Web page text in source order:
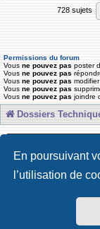
En poursuivant
l’utilisation de
728 sujets
Permissions du forum
Vous ne pouvez pas poster
Vous ne pouvez pas
Vous ne pouvez pas
Vous ne pouvez pas
Vous ne pouvez pas joindre
Dossiers